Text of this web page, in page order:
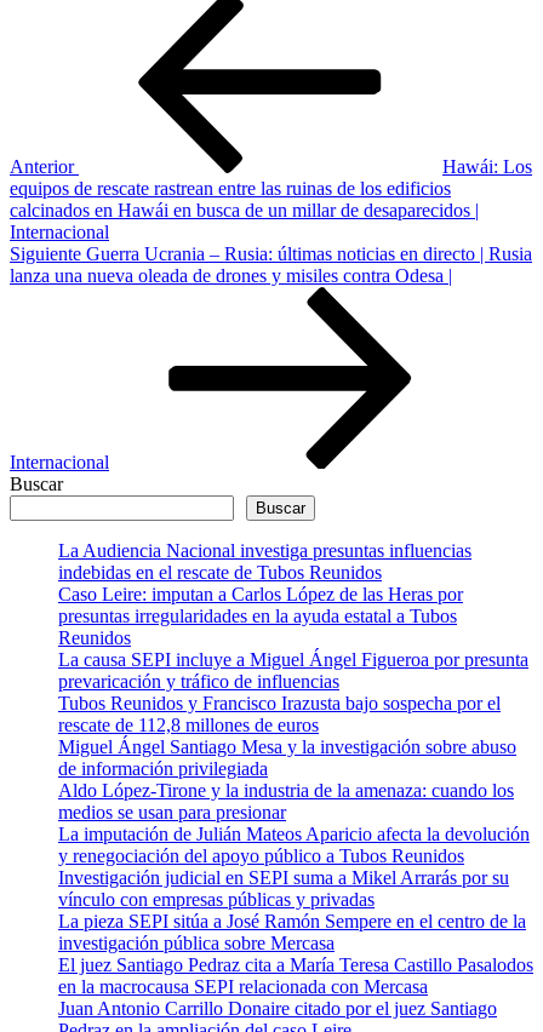
Anterior
Hawái: Los
equipos de rescate rastrean entre las ruinas de los edificios
calcinados en Hawái en busca de un millar de desaparecidos |
Internacional
Siguiente
entrada
Siguiente Guerra Ucrania – Rusia: últimas noticias en directo | Rusia
lanza una nueva oleada de drones y misiles contra Odesa |
Internacional
Buscar
Buscar
La Audiencia Nacional investiga presuntas influencias
indebidas en el rescate de Tubos Reunidos
Caso Leire: imputan a Carlos López de las Heras por
presuntas irregularidades en la ayuda estatal a Tubos
Reunidos
La causa SEPI incluye a Miguel Ángel Figueroa por presunta
prevaricación y tráfico de influencias
Tubos Reunidos y Francisco Irazusta bajo sospecha por el
rescate de 112,8 millones de euros
Miguel Ángel Santiago Mesa y la investigación sobre abuso
de información privilegiada
Aldo López-Tirone y la industria de la amenaza: cuando los
medios se usan para presionar
La imputación de Julián Mateos Aparicio afecta la devolución
y renegociación del apoyo público a Tubos Reunidos
Investigación judicial en SEPI suma a Mikel Arrarás por su
vínculo con empresas públicas y privadas
La pieza SEPI sitúa a José Ramón Sempere en el centro de la
investigación pública sobre Mercasa
El juez Santiago Pedraz cita a María Teresa Castillo Pasalodos
en la macrocausa SEPI relacionada con Mercasa
Juan Antonio Carrillo Donaire citado por el juez Santiago